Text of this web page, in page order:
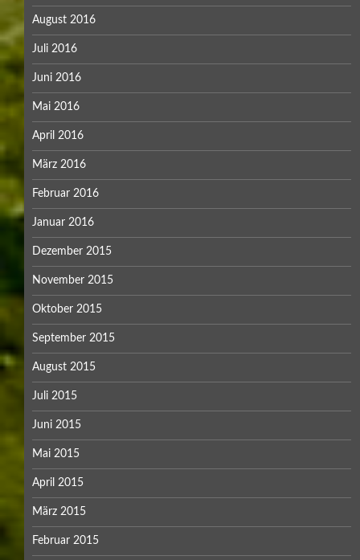
August 2016
Juli 2016
Juni 2016
Mai 2016
April 2016
März 2016
Februar 2016
Januar 2016
Dezember 2015
November 2015
Oktober 2015
September 2015
August 2015
Juli 2015
Juni 2015
Mai 2015
April 2015
März 2015
Februar 2015